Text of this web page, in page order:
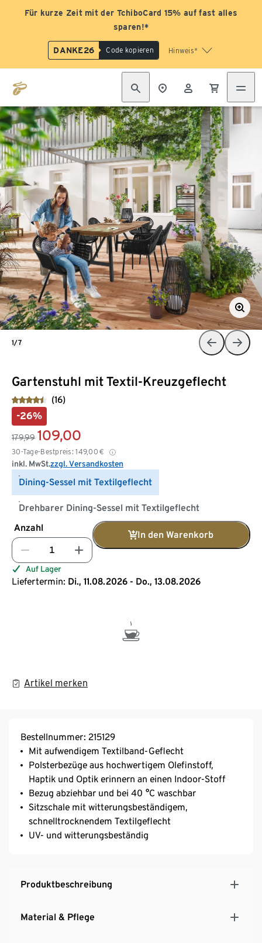
Für kurze Zeit mit der TchiboCard 15% auf fast alles
sparen!*
DANKE26 Code kopieren Hinweis*
Gartenstuhl mit Textil-Kreuzgeflecht
(16)
-26%
179,99 109,00
30-Tage-Bestpreis: 149,00 €
inkl. MwSt.zzgl. Versandkosten
Dining-Sessel mit Textilgeflecht
Drehbarer Dining-Sessel mit Textilgeflecht
Anzahl
In den Warenkorb
Auf Lager
Liefertermin: Di., 11.08.2026 - Do., 13.08.2026
Artikel merken
1/7
Bestellnummer: 215129
Mit aufwendigem Textilband-Geflecht
Polsterbezüge aus hochwertigem Olefinstoff,
Haptik und Optik erinnern an einen Indoor-Stoff
Bezug abziehbar und bei 40 °C waschbar
Sitzschale mit witterungsbeständigem,
schnelltrocknendem Textilgeflecht
UV- und witterungsbeständig
Produktbeschreibung
Material & Pflege